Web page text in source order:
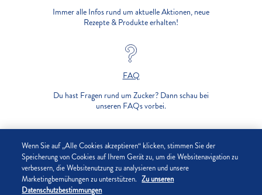
Immer alle Infos rund um aktuelle Aktionen, neue
Rezepte & Produkte erhalten!
FAQ
Du hast Fragen rund um Zucker? Dann schau bei
unseren FAQs vorbei.
UNTERNEHMEN
DATENSCHUTZ
Wenn Sie auf „Alle Cookies akzeptieren“ klicken, stimmen Sie der
Speicherung von Cookies auf Ihrem Gerät zu, um die Websitenavigation zu
verbessern, die Websitenutzung zu analysieren und unsere
Marketingbemühungen zu unterstützen. Zu unseren
Datenschutzbestimmungen